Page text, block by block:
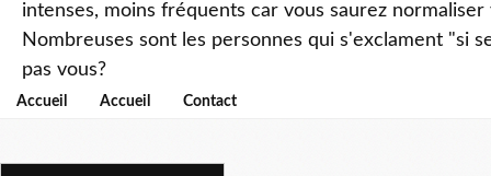
intenses, moins fréquents car vous saurez
Nombreuses sont les personnes qui s'exclament "si
pas vous?
Accueil Accueil Contact